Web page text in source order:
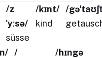
/z
ˈyːsə/
süsse
/kɪnt/
kind
/
/
/hɪngə